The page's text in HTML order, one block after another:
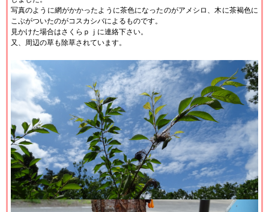
写真のように網がかかったように茶色になったのがアメシロ、木に茶褐色に
こぶがついたのがコスカシバによるものです。
見かけた場合はさくらｐｊに連絡下さい。
又、周辺の草も除草されています。